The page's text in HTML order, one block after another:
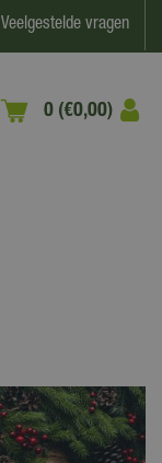
Veelgestelde vragen
0 (€0,00)